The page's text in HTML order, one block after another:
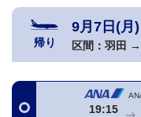
帰り
9月7日(月)
区間： 羽田 →
19:15